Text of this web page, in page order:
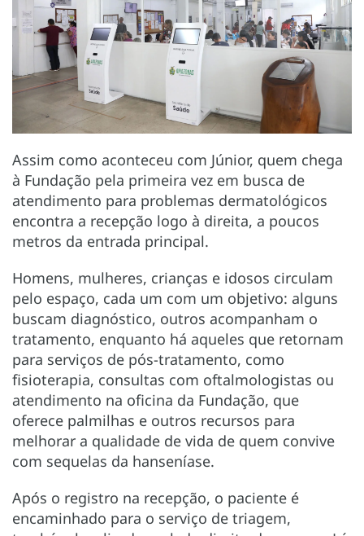
Assim como aconteceu com Júnior, quem chega
à Fundação pela primeira vez em busca de
atendimento para problemas dermatológicos
encontra a recepção logo à direita, a poucos
metros da entrada principal.
Homens, mulheres, crianças e idosos circulam
pelo espaço, cada um com um objetivo: alguns
buscam diagnóstico, outros acompanham o
tratamento, enquanto há aqueles que retornam
para serviços de pós-tratamento, como
fisioterapia, consultas com oftalmologistas ou
atendimento na oficina da Fundação, que
oferece palmilhas e outros recursos para
melhorar a qualidade de vida de quem convive
com sequelas da hanseníase.
Após o registro na recepção, o paciente é
encaminhado para o serviço de triagem,